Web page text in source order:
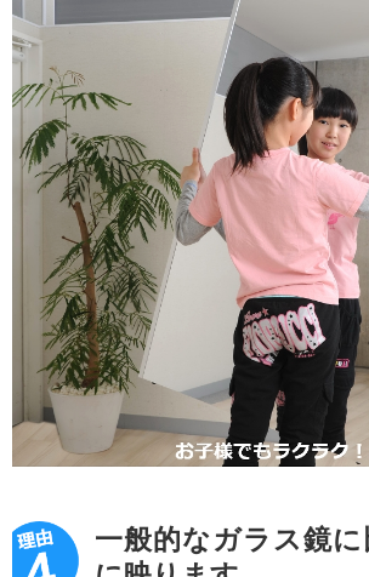
一般的なガラス鏡